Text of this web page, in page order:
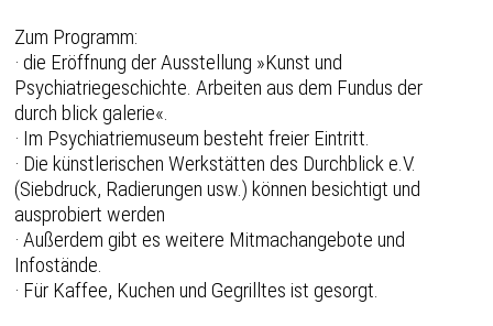
Zum Programm:
· die Eröffnung der Ausstellung »Kunst und
Psychiatriegeschichte. Arbeiten aus dem Fundus der
durch blick galerie«.
· Im Psychiatriemuseum besteht freier Eintritt.
· Die künstlerischen Werkstätten des Durchblick e.V.
(Siebdruck, Radierungen usw.) können besichtigt und
ausprobiert werden
· Außerdem gibt es weitere Mitmachangebote und
Infostände.
· Für Kaffee, Kuchen und Gegrilltes ist gesorgt.